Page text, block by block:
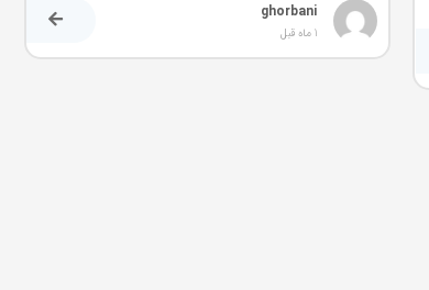
ghorbani
1 ماه قبل